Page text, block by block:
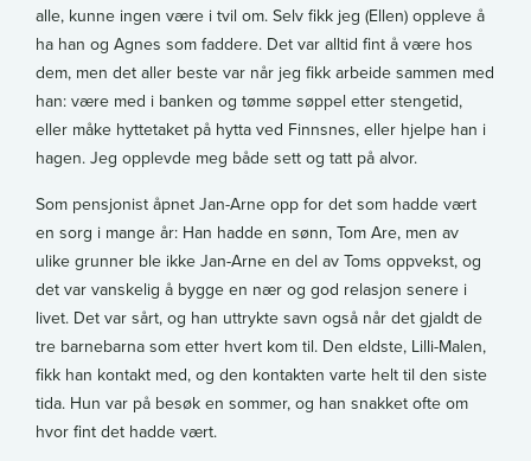
alle, kunne ingen være i tvil om. Selv fikk jeg (Ellen) oppleve å
ha han og Agnes som faddere. Det var alltid fint å være hos
dem, men det aller beste var når jeg fikk arbeide sammen med
han: være med i banken og tømme søppel etter stengetid,
eller måke hyttetaket på hytta ved Finnsnes, eller hjelpe han i
hagen. Jeg opplevde meg både sett og tatt på alvor.
Som pensjonist åpnet Jan-Arne opp for det som hadde vært
en sorg i mange år: Han hadde en sønn, Tom Are, men av
ulike grunner ble ikke Jan-Arne en del av Toms oppvekst, og
det var vanskelig å bygge en nær og god relasjon senere i
livet. Det var sårt, og han uttrykte savn også når det gjaldt de
tre barnebarna som etter hvert kom til. Den eldste, Lilli-Malen,
fikk han kontakt med, og den kontakten varte helt til den siste
tida. Hun var på besøk en sommer, og han snakket ofte om
hvor fint det hadde vært.